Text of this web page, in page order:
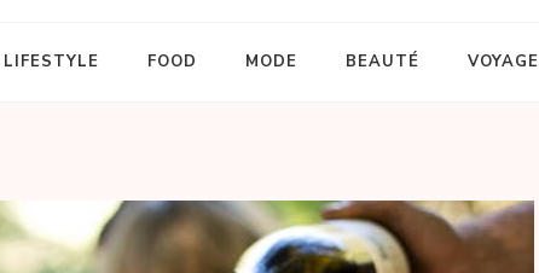
LIFESTYLE FOOD MODE BEAUTÉ VOYAGE